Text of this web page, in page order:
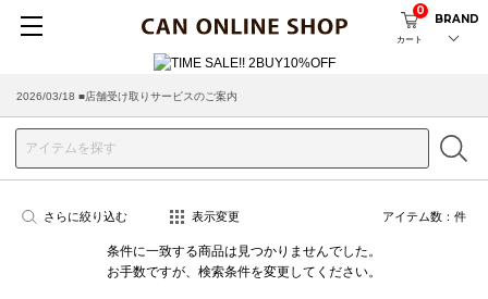
カート
0
BRAND
2026/03/18 ■店舗受け取りサービスのご案内
さらに絞り込む 表示変更 アイテム数： 件
条件に一致する商品は見つかりませんでした。
お手数ですが、検索条件を変更してください。